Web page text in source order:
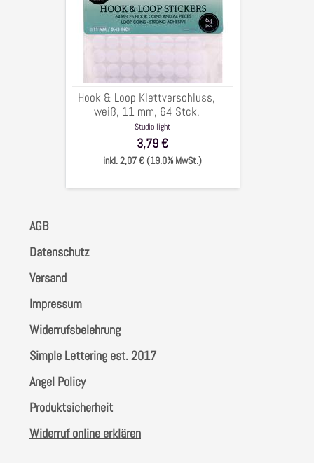
Loop
Klettverschluss,
weiß,
64
Stck.
Hook & Loop Klettverschluss,
weiß, 11 mm, 64 Stck.
Studio light
3,79 €
inkl. 2,07 € (19.0% MwSt.)
AGB
Datenschutz
Versand
Impressum
Widerrufsbelehrung
Simple Lettering est. 2017
Angel Policy
Produktsicherheit
Widerruf online erklären